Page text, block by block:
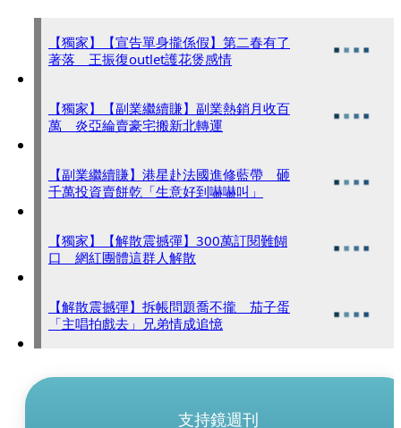
【獨家】【宣告單身攏係假】第二春有了
著落 王振復outlet護花煲感情
【獨家】【副業繼續賺】副業熱銷月收百
萬 炎亞綸賣豪宅搬新北轉運
【副業繼續賺】港星赴法國進修藍帶 砸
千萬投資賣餅乾「生意好到嚇嚇叫」
【獨家】【解散震撼彈】300萬訂閱難餬
口 網紅團體這群人解散
【解散震撼彈】拆帳問題喬不攏 茄子蛋
「主唱拍戲去」兄弟情成追憶
支持鏡週刊